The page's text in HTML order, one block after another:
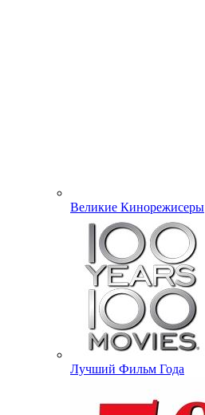
Великие Кинорежисеры
Лучший Фильм Года